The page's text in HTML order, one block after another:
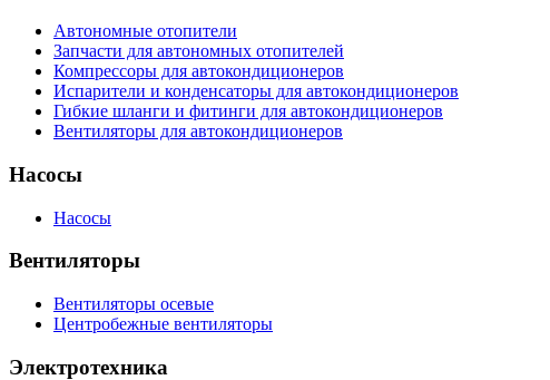
Автономные отопители
Запчасти для автономных отопителей
Компрессоры для автокондиционеров
Испарители и конденсаторы для автокондиционеров
Гибкие шланги и фитинги для автокондиционеров
Вентиляторы для автокондиционеров
Насосы
Насосы
Вентиляторы
Вентиляторы осевые
Центробежные вентиляторы
Электротехника